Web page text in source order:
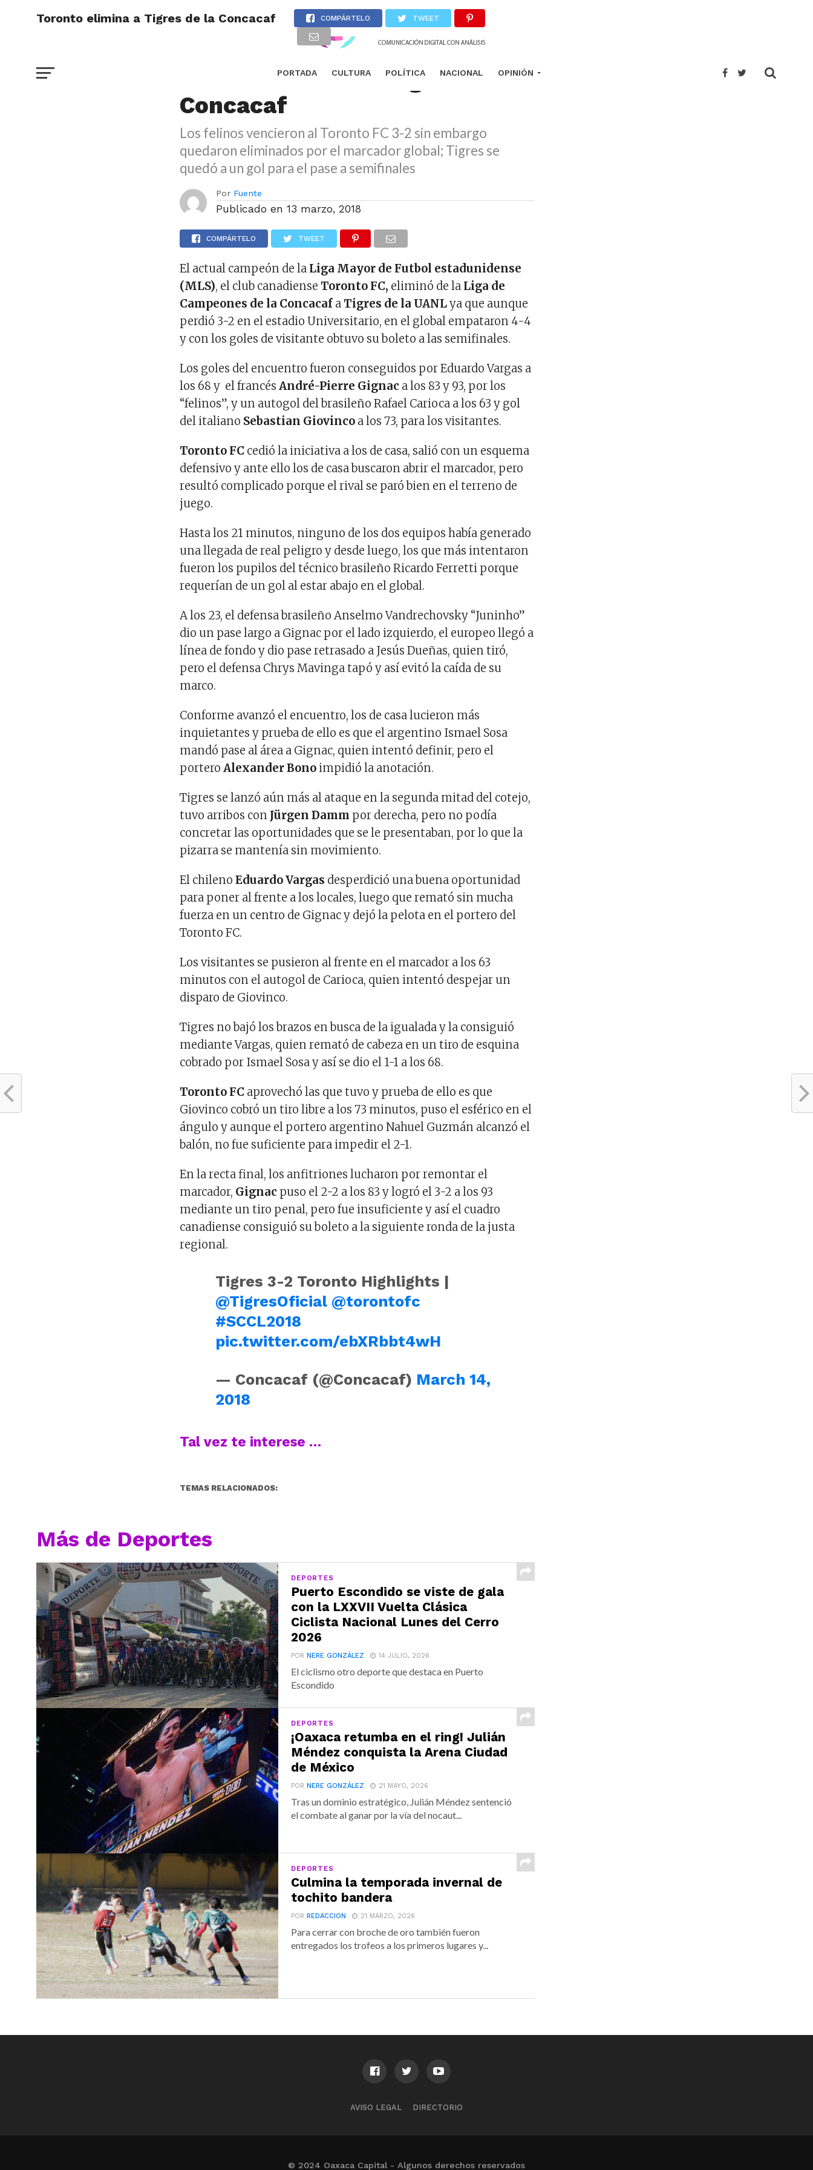
PORTADA CULTURA POLÍTICA NACIONAL OPINIÓN
Toronto elimina a Tigres de la Concacaf COMPÁRTELO TWEET
Toronto elimina a Tigres de la
Concacaf
Los felinos vencieron al Toronto FC 3-2 sin embargo
quedaron eliminados por el marcador global; Tigres se
quedó a un gol para el pase a semifinales
Por Fuente
Publicado en 13 marzo, 2018
COMPÁRTELO TWEET
El actual campeón de la Liga Mayor de Futbol estadunidense
(MLS), el club canadiense Toronto FC, eliminó de la Liga de
Campeones de la Concacaf a Tigres de la UANLya que aunque
perdió 3-2 en el estadio Universitario, en el global empataron 4-4
y con los goles de visitante obtuvo su boleto a las semifinales.
Los goles del encuentro fueron conseguidos por Eduardo Vargas a
los 68 y el francésAndré-Pierre Gignac a los 83 y 93, por los
“felinos”, y un autogol del brasileño Rafael Carioca a los 63 y gol
del italiano Sebastian Giovinco a los 73, para los visitantes.
Toronto FC cedió la iniciativa a los de casa, salió con un esquema
defensivo y ante ello los de casa buscaron abrir el marcador, pero
resultó complicado porque el rival se paró bien en el terreno de
juego.
Hasta los 21 minutos, ninguno de los dos equipos había generado
una llegada de real peligro y desde luego, los que más intentaron
fueron los pupilos del técnico brasileño Ricardo Ferretti porque
requerían de un gol al estar abajo en el global.
A los 23, el defensa brasileño Anselmo Vandrechovsky “Juninho”
dio un pase largo a Gignac por el lado izquierdo, el europeo llegó a
línea de fondo y dio pase retrasado a Jesús Dueñas, quien tiró,
pero el defensa Chrys Mavinga tapó y así evitó la caída de su
marco.
Conforme avanzó el encuentro, los de casa lucieron más
inquietantes y prueba de ello es que el argentino Ismael Sosa
mandó pase al área a Gignac, quien intentó definir, pero el
porteroAlexander Bonoimpidió la anotación.
Tigres se lanzó aún más al ataque en la segunda mitad del cotejo,
tuvo arribos con Jürgen Damm por derecha, pero no podía
concretar las oportunidades que se le presentaban, por lo que la
pizarra se mantenía sin movimiento.
El chilenoEduardo Vargas desperdició una buena oportunidad
para poner al frente a los locales, luego que remató sin mucha
fuerza en un centro de Gignac y dejó la pelota en el portero del
Toronto FC.
Los visitantes se pusieron al frente en el marcador a los 63
minutos con el autogol de Carioca, quien intentó despejar un
disparo de Giovinco.
Tigres no bajó los brazos en busca de la igualada y la consiguió
mediante Vargas, quien remató de cabeza en un tiro de esquina
cobrado por Ismael Sosa y así se dio el 1-1 a los 68.
Toronto FC aprovechó las que tuvo y prueba de ello es que
Giovinco cobró un tiro libre a los 73 minutos, puso el esférico en el
ángulo y aunque el portero argentino Nahuel Guzmán alcanzó el
balón, no fue suficiente para impedir el 2-1.
En la recta final, los anfitriones lucharon por remontar el
marcador, Gignac puso el 2-2 a los 83 y logró el 3-2 a los 93
mediante un tiro penal, pero fue insuficiente y así el cuadro
canadiense consiguió su boleto a la siguiente ronda de la justa
regional.
Tigres 3-2 Toronto Highlights |
@TigresOficial @torontofc
#SCCL2018
pic.twitter.com/ebXRbbt4wH
— Concacaf (@Concacaf) March 14,
2018
Tal vez te interese …
TEMAS RELACIONADOS:
Más de Deportes
DEPORTES
Puerto Escondido se viste de gala
con la LXXVII Vuelta Clásica
Ciclista Nacional Lunes del Cerro
2026
PORNERE GONZÁLEZ 14 JULIO, 2026
El ciclismo otro deporte que destaca en Puerto
Escondido
DEPORTES
¡Oaxaca retumba en el ring! Julián
Méndez conquista la Arena Ciudad
de México
PORNERE GONZÁLEZ 21 MAYO, 2026
Tras un dominio estratégico, Julián Méndez sentenció
el combate al ganar por la vía del nocaut...
DEPORTES
Culmina la temporada invernal de
tochito bandera
PORREDACCION 21 MARZO, 2026
Para cerrar con broche de oro también fueron
entregados los trofeos a los primeros lugares y...
AVISO LEGAL DIRECTORIO
© 2024 Oaxaca Capital - Algunos derechos reservados